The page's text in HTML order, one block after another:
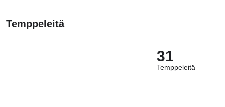
Temppeleitä
31
Temppeleitä